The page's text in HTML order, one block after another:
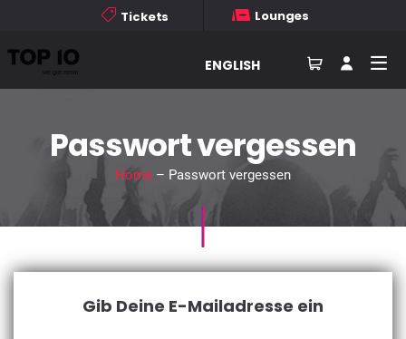
Tickets Lounges
ENGLISH
Passwort vergessen
Home– Passwort vergessen
Gib Deine E-Mailadresse ein